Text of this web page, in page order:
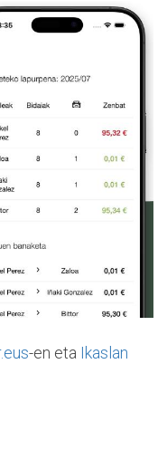
-en eta Ikaslan